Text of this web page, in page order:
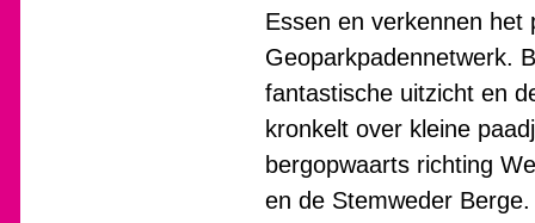
Essen en verkennen het
Geoparkpadennetwerk.
fantastische uitzicht en
kronkelt over kleine
bergopwaarts richting
en de Stemweder